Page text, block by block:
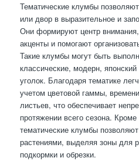
Тематические клумбы
или двор в выразительное и
Они формируют центр
акценты и помогают
Такие клумбы могут быть
классические, модерн,
уголок. Благодаря тематике
учетом цветовой гаммы,
листьев, что обеспечивает
протяжении всего сезона.
тематические клумбы
растениями, выделяя зоны для
подкормки и обрезки.